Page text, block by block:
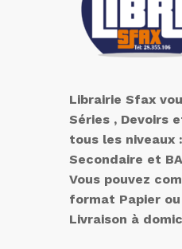
Librairie Sfax
Séries , Devoirs
tous les niveaux
Secondaire et
Vous pouvez
format Papier
Livraison à